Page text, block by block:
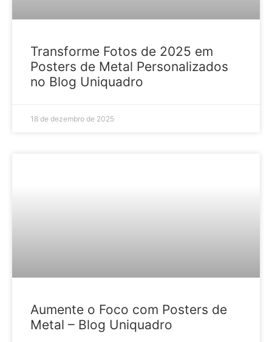
Transforme Fotos de 2025 em
Posters de Metal Personalizados
no Blog Uniquadro
18 de dezembro de 2025
Aumente o Foco com Posters de
Metal – Blog Uniquadro